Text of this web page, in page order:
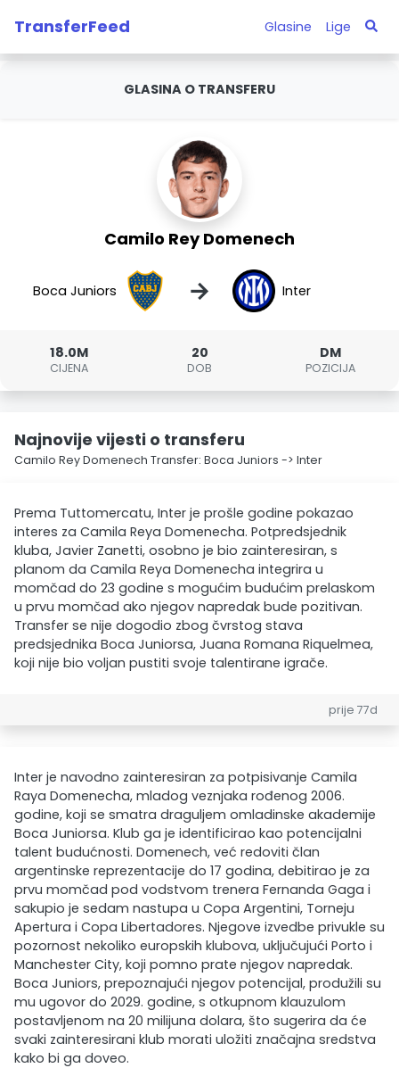
TransferFeed Glasine Lige
GLASINA O TRANSFERU
Camilo Rey Domenech
Boca Juniors → Inter
18.0M
CIJENA
20
DOB
DM
POZICIJA
Najnovije vijesti o transferu
Camilo Rey Domenech Transfer: Boca Juniors -> Inter
Prema Tuttomercatu, Inter je prošle godine pokazao
interes za Camila Reya Domenecha. Potpredsjednik
kluba, Javier Zanetti, osobno je bio zainteresiran, s
planom da Camila Reya Domenecha integrira u
momčad do 23 godine s mogućim budućim prelaskom
u prvu momčad ako njegov napredak bude pozitivan.
Transfer se nije dogodio zbog čvrstog stava
predsjednika Boca Juniorsa, Juana Romana Riquelmea,
koji nije bio voljan pustiti svoje talentirane igrače.
prije 77d
Inter je navodno zainteresiran za potpisivanje Camila
Raya Domenecha, mladog veznjaka rođenog 2006.
godine, koji se smatra draguljem omladinske akademije
Boca Juniorsa. Klub ga je identificirao kao potencijalni
talent budućnosti. Domenech, već redoviti član
argentinske reprezentacije do 17 godina, debitirao je za
prvu momčad pod vodstvom trenera Fernanda Gaga i
sakupio je sedam nastupa u Copa Argentini, Torneju
Apertura i Copa Libertadores. Njegove izvedbe privukle su
pozornost nekoliko europskih klubova, uključujući Porto i
Manchester City, koji pomno prate njegov napredak.
Boca Juniors, prepoznajući njegov potencijal, produžili su
mu ugovor do 2029. godine, s otkupnom klauzulom
postavljenom na 20 milijuna dolara, što sugerira da će
svaki zainteresirani klub morati uložiti značajna sredstva
kako bi ga doveo.